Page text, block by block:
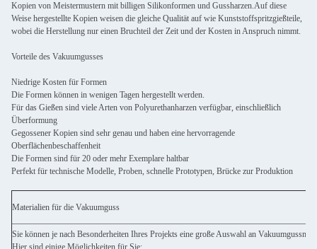
Kopien von Meistermustern mit billigen Silikonformen und Gussharzen.Auf diese
Weise hergestellte Kopien weisen die gleiche Qualität auf wie Kunststoffspritzgießteile,
wobei die Herstellung nur einen Bruchteil der Zeit und der Kosten in Anspruch nimmt.
Vorteile des Vakuumgusses
Niedrige Kosten für Formen
Die Formen können in wenigen Tagen hergestellt werden.
Für das Gießen sind viele Arten von Polyurethanharzen verfügbar, einschließlich
Überformung
Gegossener Kopien sind sehr genau und haben eine hervorragende
Oberflächenbeschaffenheit
Die Formen sind für 20 oder mehr Exemplare haltbar
Perfekt für technische Modelle, Proben, schnelle Prototypen, Brücke zur Produktion
Materialien für die Vakuumguss
Sie können je nach Besonderheiten Ihres Projekts eine große Auswahl an
Hier sind einige Möglichkeiten für Sie: